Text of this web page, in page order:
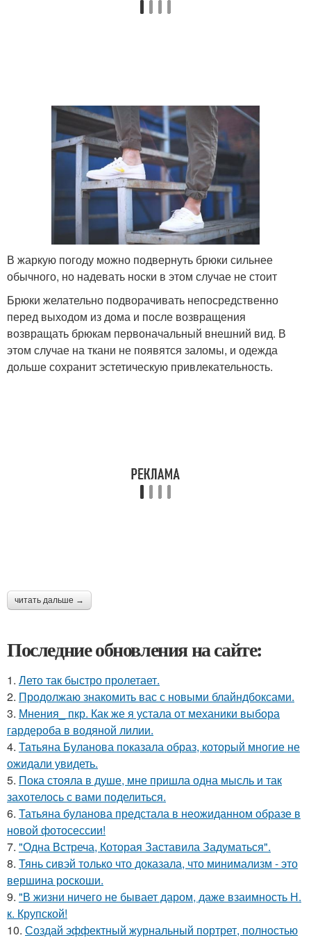
В жаркую погоду можно подвернуть брюки сильнее
обычного, но надевать носки в этом случае не стоит
Брюки желательно подворачивать непосредственно
перед выходом из дома и после возвращения
возвращать брюкам первоначальный внешний вид. В
этом случае на ткани не появятся заломы, и одежда
дольше сохранит эстетическую привлекательность.
читать дальше →
Последние обновления на сайте:
1. Лето так быстро пролетает.
2. Продолжаю знакомить вас с новыми блайндбоксами.
3. Мнения_ пкр. Как же я устала от механики выбора
гардероба в водяной лилии.
4. Татьяна Буланова показала образ, который многие не
ожидали увидеть.
5. Пока стояла в душе, мне пришла одна мысль и так
захотелось с вами поделиться.
6. Татьяна буланова предстала в неожиданном образе в
новой фотосессии!
7. "Одна Встреча, Которая Заставила Задуматься".
8. Тянь сивэй только что доказала, что минимализм - это
вершина роскоши.
9. "В жизни ничего не бывает даром, даже взаимность Н.
к. Крупской!
10. Создай эффектный журнальный портрет, полностью